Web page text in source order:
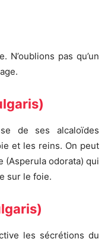
pas qu’un
de ses alcaloïdes
et les reins. On peut
(Asperula odorata) qui
sur le foie.
les sécrétions du